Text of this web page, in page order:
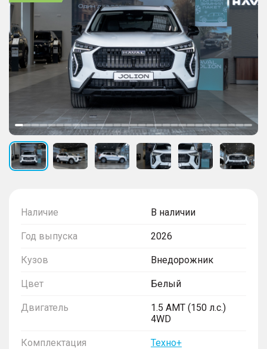
Наличие В наличии
Год выпуска 2026
Кузов Внедорожник
Цвет Белый
Двигатель
1.5 AMT (150 л.с.)
4WD
Комплектация Техно+